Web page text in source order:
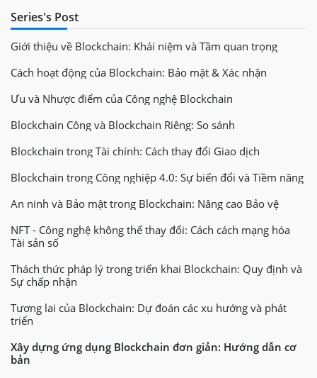
Series's Post
Giới thiệu về Blockchain: Khái niệm và Tầm quan trọng
Cách hoạt động của Blockchain: Bảo mật & Xác nhận
Ưu và Nhược điểm của Công nghệ Blockchain
Blockchain Công và Blockchain Riêng: So sánh
Blockchain trong Tài chính: Cách thay đổi Giao dịch
Blockchain trong Công nghiệp 4.0: Sự biến đổi và Tiềm năng
An ninh và Bảo mật trong Blockchain: Nâng cao Bảo vệ
NFT - Công nghệ không thể thay đổi: Cách cách mạng hóa
Tài sản số
Thách thức pháp lý trong triển khai Blockchain: Quy định và
Sự chấp nhận
Tương lai của Blockchain: Dự đoán các xu hướng và phát
triển
Xây dựng ứng dụng Blockchain đơn giản: Hướng dẫn cơ
bản